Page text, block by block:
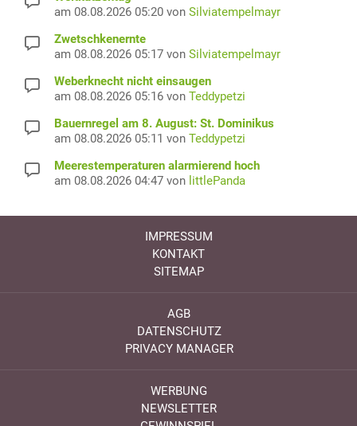
am 08.08.2026 05:20 von Silviatempelmayr
Zwetschkenernte
am 08.08.2026 05:17 von Silviatempelmayr
Weberknecht nicht einsaugen
am 08.08.2026 05:16 von Teddypetzi
Bauernregel am 8. August: St. Dominikus
am 08.08.2026 05:11 von Teddypetzi
Meerestemperaturen alarmierend hoch
am 08.08.2026 04:47 von littlePanda
IMPRESSUM
KONTAKT
SITEMAP
AGB
DATENSCHUTZ
PRIVACY MANAGER
WERBUNG
NEWSLETTER